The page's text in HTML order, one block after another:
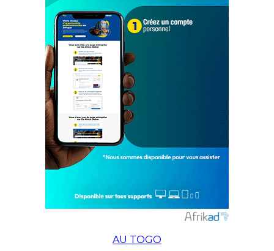
AU TOGO